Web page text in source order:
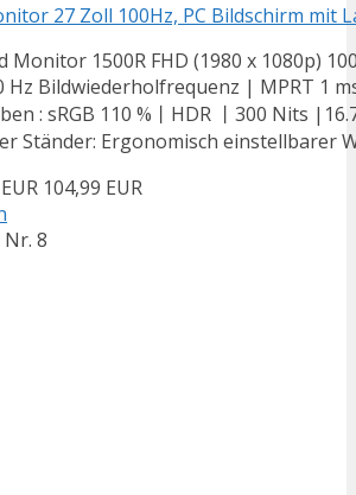
27 Zoll 100Hz, PC Bildschirm mit
Monitor 1500R FHD (1980 x 1080p)
Hz Bildwiederholfrequenz | MPRT 1
: sRGB 110 %丨HDR 丨300 Nits
Ständer: Ergonomisch einstellbarer
104,99 EUR
8